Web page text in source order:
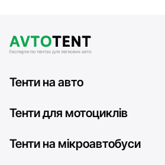
Тенти на авто
Тенти для мотоциклів
Тенти на мікроавтобуси